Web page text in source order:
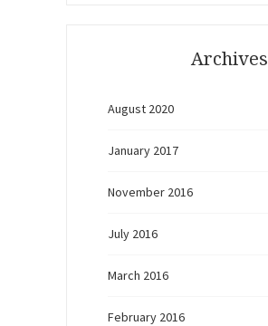
Archives
August 2020
January 2017
November 2016
July 2016
March 2016
February 2016